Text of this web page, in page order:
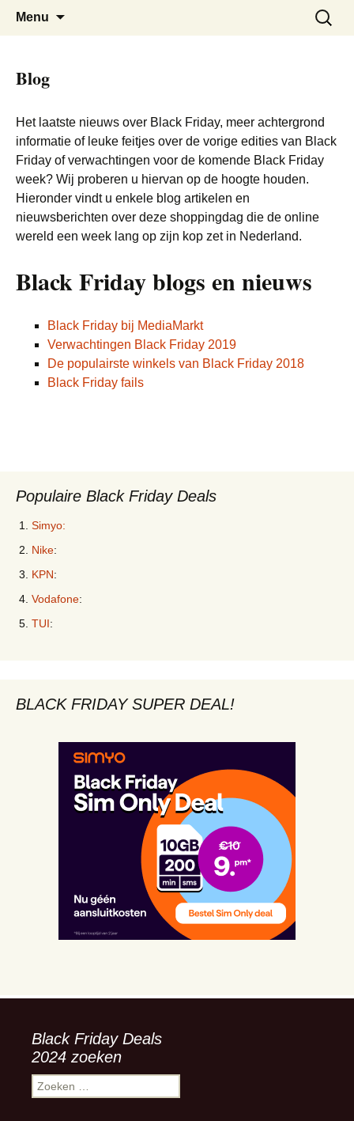
Black Friday Super SALE
De beste kortingen bij elkaar!
Menu
Zoeken
naar:
Blog
Het laatste nieuws over Black Friday, meer achtergrond
informatie of leuke feitjes over de vorige edities van Black
Friday of verwachtingen voor de komende Black Friday
week? Wij proberen u hiervan op de hoogte houden.
Hieronder vindt u enkele blog artikelen en
nieuwsberichten over deze shoppingdag die de online
wereld een week lang op zijn kop zet in Nederland.
Black Friday blogs en nieuws
Black Friday bij MediaMarkt
Verwachtingen Black Friday 2019
De populairste winkels van Black Friday 2018
Black Friday fails
Populaire Black Friday Deals
Simyo:
Nike:
KPN:
Vodafone:
TUI:
BLACK FRIDAY SUPER DEAL!
Black Friday Deals
2024 zoeken
Zoeken
naar: